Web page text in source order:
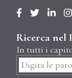
Ricerca nel
In tutti i